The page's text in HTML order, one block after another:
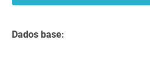
Dados base: